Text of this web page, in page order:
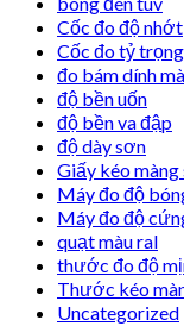
Cốc đo độ nhớt
Cốc đo tỷ trọng
đo bám dính
độ bền uốn
độ bền va đập
độ dày sơn
Giấy kéo màng
Máy đo độ
Máy đo độ
quạt màu ral
thước đo độ
Thước kéo
Uncategorized